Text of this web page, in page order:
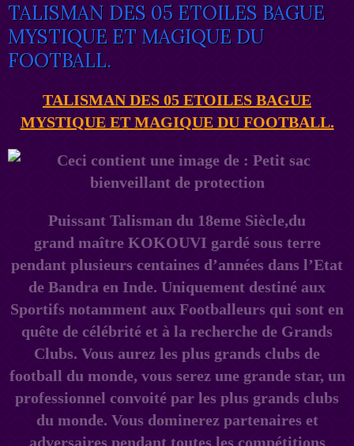
TALISMAN DES 05 ETOILES BAGUE
MYSTIQUE ET MAGIQUE DU
FOOTBALL.
TALISMAN DES 05 ETOILES BAGUE
MYSTIQUE ET MAGIQUE DU FOOTBALL.
Puissant Talisman du 18eme Siècle,du
grand maître KOKOUVI gardé sous terre
pendant plusieurs centaines d’années dans l’Etat
de Bandra en Inde. Uniquement destiné aux
Sportifs notamment aux Footballeurs qui sont en
quête de célébrité et à la recherche de Grands
Clubs. Vous aurez les plus grands clubs de
football du monde, vous serez une grande star, un
professionnel convoité par les plus grands clubs
du monde. Vous dominerez partenaires et
adversaires pendant toutes les compétitions